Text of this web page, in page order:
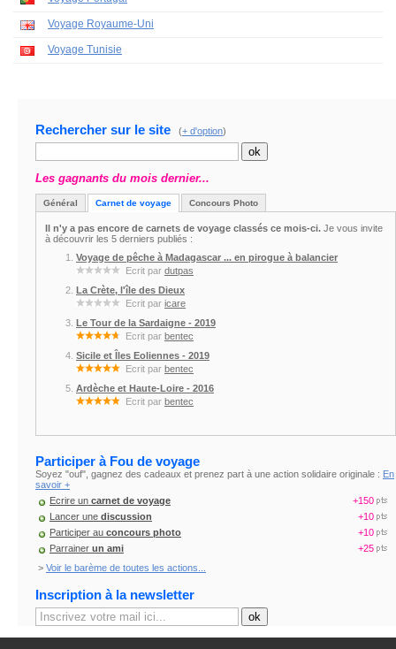
Voyage Royaume-Uni
Voyage Tunisie
Rechercher sur le site (+ d'option)
Les gagnants du mois dernier...
Général Carnet de voyage Concours Photo
Il n'y a pas encore de carnets de voyage classés ce mois-ci. Je vous invite
à découvrir les 5 derniers publiés :
Voyage de pêche à Madagascar ... en pirogue à balancier
Ecrit par dutpas
La Crète, l'île des Dieux
Ecrit par icare
Le Tour de la Sardaigne - 2019
Ecrit par bentec
Sicile et Îles Eoliennes - 2019
Ecrit par bentec
Ardèche et Haute-Loire - 2016
Ecrit par bentec
Participer à Fou de voyage
Soyez "ouf", gagnez des cadeaux et prenez part à une action solidaire originale : En
savoir +
Ecrire un carnet de voyage
+150
Lancer une discussion
+10
Participer au concours photo
+10
Parrainer un ami
+25
> Voir le barème de toutes les actions...
Inscription à la newsletter